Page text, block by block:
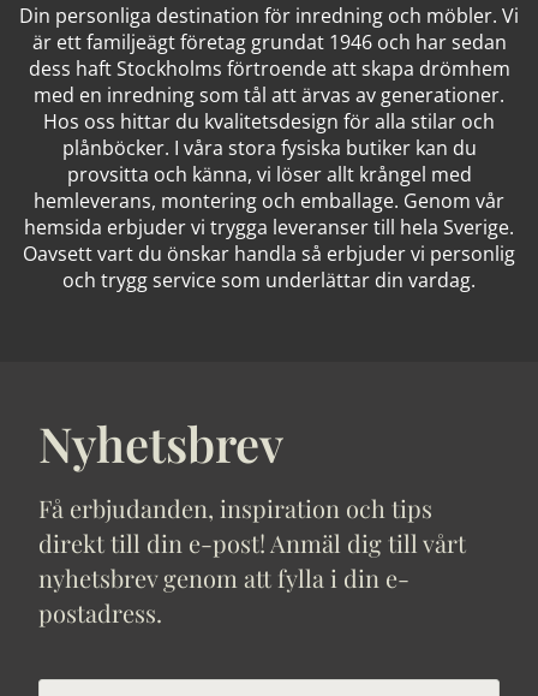
Din personliga destination för inredning och möbler. Vi
är ett familjeägt företag grundat 1946 och har sedan
dess haft Stockholms förtroende att skapa drömhem
med en inredning som tål att ärvas av generationer.
Hos oss hittar du kvalitetsdesign för alla stilar och
plånböcker. I våra stora fysiska butiker kan du
provsitta och känna, vi löser allt krångel med
hemleverans, montering och emballage. Genom vår
hemsida erbjuder vi trygga leveranser till hela Sverige.
Oavsett vart du önskar handla så erbjuder vi personlig
och trygg service som underlättar din vardag.
Nyhetsbrev
Få erbjudanden, inspiration och tips
direkt till din e-post! Anmäl dig till vårt
nyhetsbrev genom att fylla i din e-
postadress.